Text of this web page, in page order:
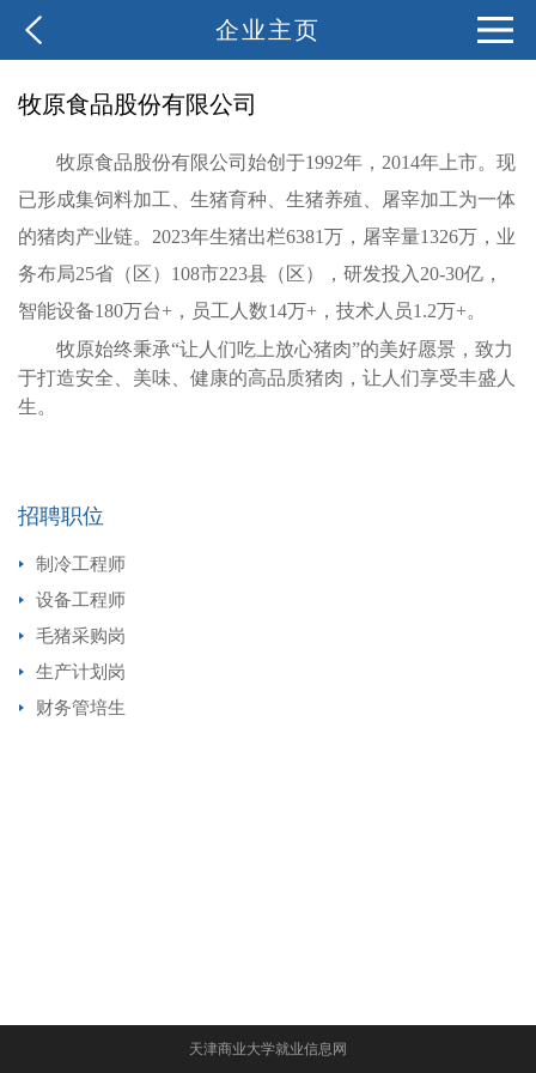
企业主页
牧原食品股份有限公司
牧原食品股份有限公司始创于1992年，2014年上市。现
已形成集饲料加工、生猪育种、生猪养殖、屠宰加工为一体
的猪肉产业链。2023年生猪出栏6381万，屠宰量1326万，业
务布局25省（区）108市223县（区），研发投入20-30亿，
智能设备180万台+，员工人数14万+，技术人员1.2万+。
牧原始终秉承“让人们吃上放心猪肉”的美好愿景，致力
于打造安全、美味、健康的高品质猪肉，让人们享受丰盛人
生。
招聘职位
制冷工程师
设备工程师
毛猪采购岗
生产计划岗
财务管培生
天津商业大学就业信息网